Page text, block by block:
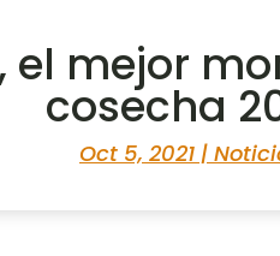
el mejor
cosecha
Oct 5, 2021 |